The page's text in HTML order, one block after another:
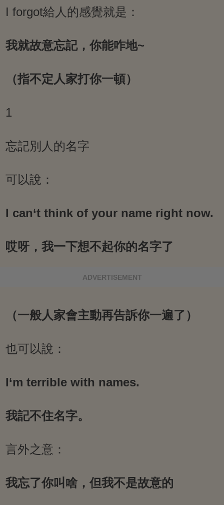
I forgot給人的感覺就是：
我就故意忘記，你能咋地~
（指不定人家打你一頓）
1
忘記別人的名字
可以說：
I can‘t think of your name right now.
哎呀，我一下想不起你的名字了
ADVERTISEMENT
（一般人家會主動再告訴你一遍了）
也可以說：
I‘m terrible with names.
我記不住名字。
言外之意：
我忘了你叫啥，但我不是故意的